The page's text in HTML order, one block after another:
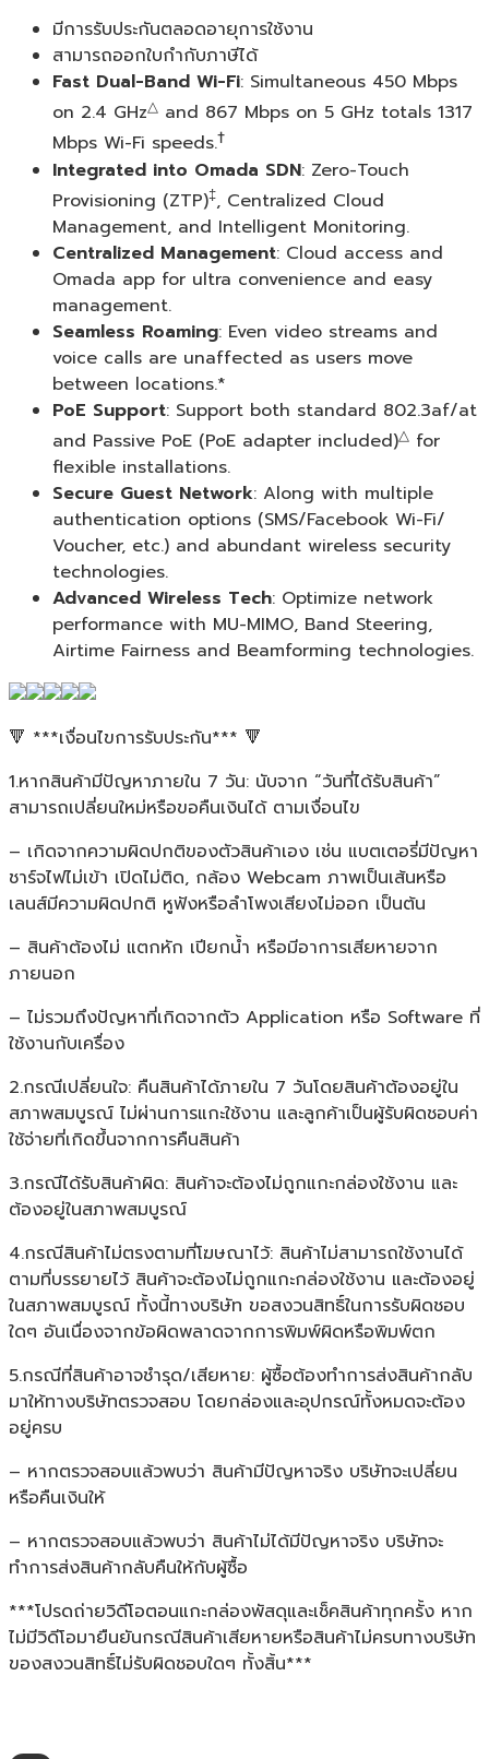
มีการรับประกันตลอดอายุการใช้งาน
สามารถออกใบกำกับภาษีได้
Fast Dual-Band Wi-Fi: Simultaneous 450 Mbps
on 2.4 GHz△ and 867 Mbps on 5 GHz totals 1317
Mbps Wi-Fi speeds.†
Integrated into Omada SDN: Zero-Touch
Provisioning (ZTP)‡, Centralized Cloud
Management, and Intelligent Monitoring.
Centralized Management: Cloud access and
Omada app for ultra convenience and easy
management.
Seamless Roaming: Even video streams and
voice calls are unaffected as users move
between locations.*
PoE Support: Support both standard 802.3af/at
and Passive PoE (PoE adapter included)△ for
flexible installations.
Secure Guest Network: Along with multiple
authentication options (SMS/Facebook Wi-Fi/
Voucher, etc.) and abundant wireless security
technologies.
Advanced Wireless Tech: Optimize network
performance with MU-MIMO, Band Steering,
Airtime Fairness and Beamforming technologies.
🔻 ***เงื่อนไขการรับประกัน*** 🔻
1.หากสินค้ามีปัญหาภายใน 7 วัน: นับจาก “วันที่ได้รับสินค้า”
สามารถเปลี่ยนใหม่หรือขอคืนเงินได้ ตามเงื่อนไข
– เกิดจากความผิดปกติของตัวสินค้าเอง เช่น แบตเตอรี่มีปัญหา
ชาร์จไฟไม่เข้า เปิดไม่ติด, กล้อง Webcam ภาพเป็นเส้นหรือ
เลนส์มีความผิดปกติ หูฟังหรือลำโพงเสียงไม่ออก เป็นต้น
– สินค้าต้องไม่ แตกหัก เปียกน้ำ หรือมีอาการเสียหายจาก
ภายนอก
– ไม่รวมถึงปัญหาที่เกิดจากตัว Application หรือ Software ที่
ใช้งานกับเครื่อง
2.กรณีเปลี่ยนใจ: คืนสินค้าได้ภายใน 7 วันโดยสินค้าต้องอยู่ใน
สภาพสมบูรณ์ ไม่ผ่านการแกะใช้งาน และลูกค้าเป็นผู้รับผิดชอบค่า
ใช้จ่ายที่เกิดขึ้นจากการคืนสินค้า
3.กรณีได้รับสินค้าผิด: สินค้าจะต้องไม่ถูกแกะกล่องใช้งาน และ
ต้องอยู่ในสภาพสมบูรณ์
4.กรณีสินค้าไม่ตรงตามที่โฆษณาไว้: สินค้าไม่สามารถใช้งานได้
ตามที่บรรยายไว้ สินค้าจะต้องไม่ถูกแกะกล่องใช้งาน และต้องอยู่
ในสภาพสมบูรณ์ ทั้งนี้ทางบริษัท ขอสงวนสิทธิ์ในการรับผิดชอบ
ใดๆ อันเนื่องจากข้อผิดพลาดจากการพิมพ์ผิดหรือพิมพ์ตก
5.กรณีที่สินค้าอาจชำรุด/เสียหาย: ผู้ซื้อต้องทำการส่งสินค้ากลับ
มาให้ทางบริษัทตรวจสอบ โดยกล่องและอุปกรณ์ทั้งหมดจะต้อง
อยู่ครบ
– หากตรวจสอบแล้วพบว่า สินค้ามีปัญหาจริง บริษัทจะเปลี่ยน
หรือคืนเงินให้
– หากตรวจสอบแล้วพบว่า สินค้าไม่ได้มีปัญหาจริง บริษัทจะ
ทำการส่งสินค้ากลับคืนให้กับผู้ซื้อ
***โปรดถ่ายวิดีโอตอนแกะกล่องพัสดุและเช็คสินค้าทุกครั้ง หาก
ไม่มีวิดีโอมายืนยันกรณีสินค้าเสียหายหรือสินค้าไม่ครบทางบริษัท
ของสงวนสิทธิ์ไม่รับผิดชอบใดๆ ทั้งสิ้น***